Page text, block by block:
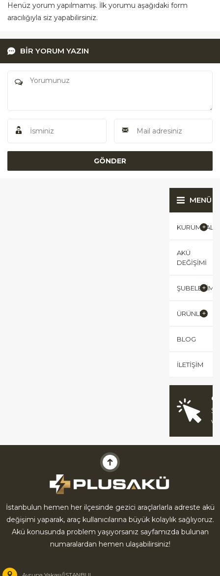
Henüz yorum yapılmamış. İlk yorumu aşağıdaki form
aracılığıyla siz yapabilirsiniz.
BİR YORUM YAZIN
MENÜ
KURUMSAL
AKÜ
DEĞIŞIMI
ÜRÜNLER
BLOG
İLETIŞIM
İstanbulun hemen her ilçesinde gezici araçlarlarla adreste akü
değişimi yaparak, araç kullanıcılarına büyük kolaylık sağlıyoruz.
Akü konusunda problem yaşıyorsanız sayfamızda bulunan
numaralardan hemen ulaşabilirsiniz!